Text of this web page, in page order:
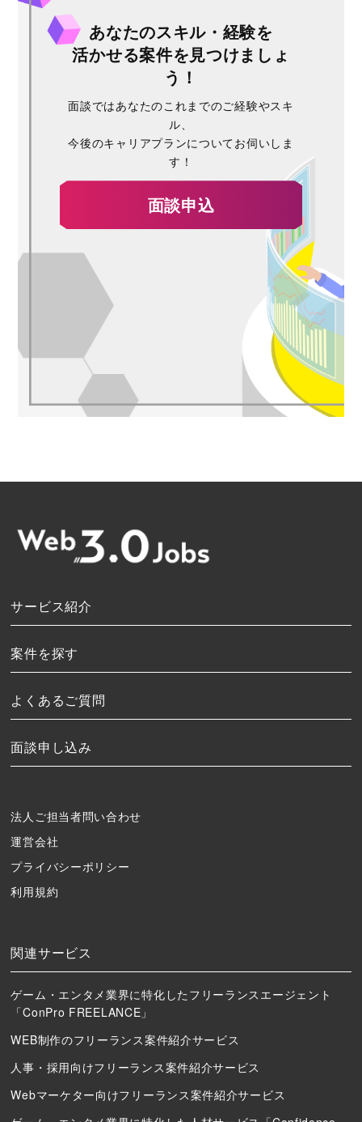
あなたのスキル・経験を
活かせる案件を見つけましょ
う！
面談ではあなたのこれまでのご経験やスキ
ル、
今後のキャリアプランについてお伺いしま
す！
面談申込
サービス紹介
案件を探す
よくあるご質問
面談申し込み
法人ご担当者問い合わせ
運営会社
プライバシーポリシー
利用規約
関連サービス
ゲーム・エンタメ業界に特化したフリーランスエージェント
「ConPro FREELANCE」
WEB制作のフリーランス案件紹介サービス
人事・採用向けフリーランス案件紹介サービス
Webマーケター向けフリーランス案件紹介サービス